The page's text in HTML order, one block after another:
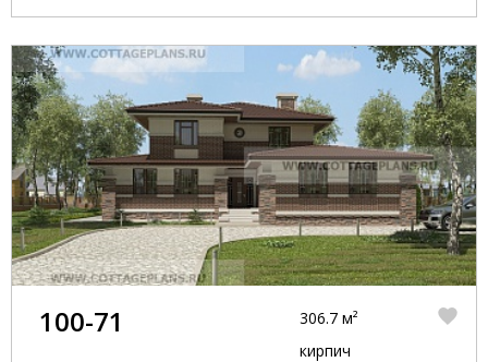
100-71
306.7 м²
кирпич